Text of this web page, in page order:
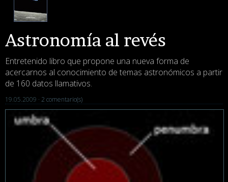
Astronomía al revés
Entretenido libro que propone una nueva forma de
acercarnos al conocimiento de temas astronómicos a partir
de 160 datos llamativos.
19.05.2009 · 2 comentario(s)